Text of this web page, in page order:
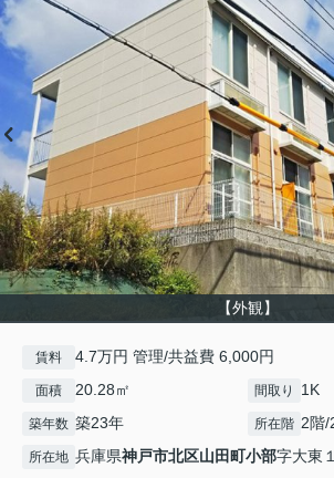
【外観】
賃料 4.7万円 管理/共益費 6,000円
面積 20.28㎡ 間取り 1K
築年数 築23年 所在階 2階/
所在地 兵庫県神戸市北区山田町小部字大東